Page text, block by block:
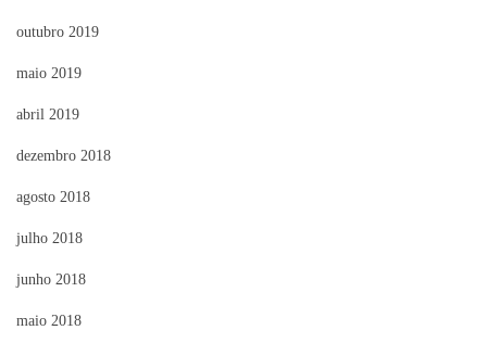
outubro 2019
maio 2019
abril 2019
dezembro 2018
agosto 2018
julho 2018
junho 2018
maio 2018